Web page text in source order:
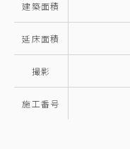
建築面積
延床面積
撮影
施工番号